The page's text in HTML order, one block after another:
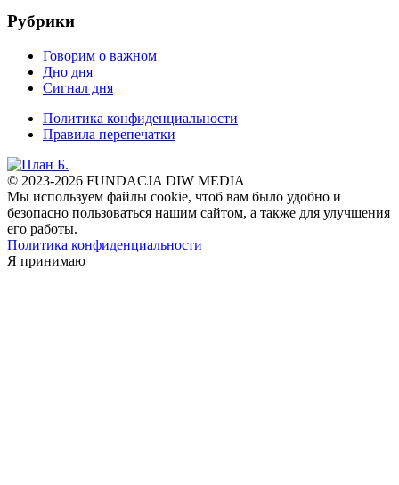
Рубрики
Говорим о важном
Дно дня
Сигнал дня
Политика конфиденциальности
Правила перепечатки
© 2023-2026 FUNDACJA DIW MEDIA
Мы используем файлы cookie, чтоб вам было удобно и
безопасно пользоваться нашим сайтом, а также для улучшения
его работы.
Политика конфиденциальности
Я принимаю